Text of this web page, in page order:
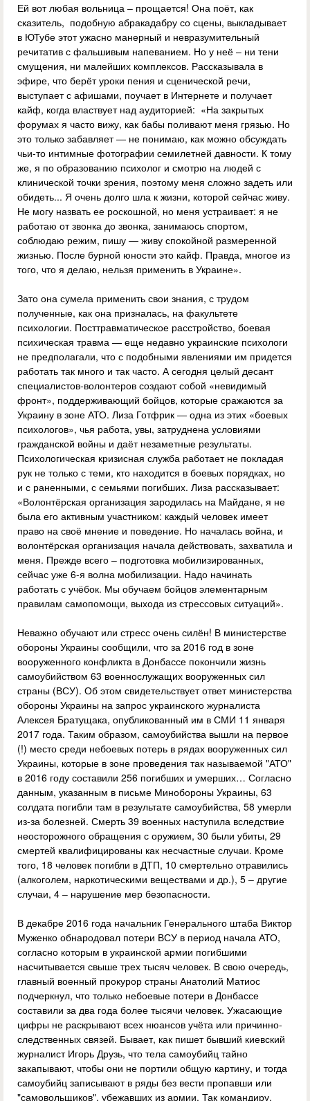
Ей вот любая вольница – прощается! Она поёт, как
сказитель, подобную абракадабру со сцены, выкладывает
в ЮТубе этот ужасно манерный и невразумительный
речитатив с фальшивым напеванием. Но у неё – ни тени
смущения, ни малейших комплексов. Рассказывала в
эфире, что берёт уроки пения и сценической речи,
выступает с афишами, поучает в Интернете и получает
кайф, когда властвует над аудиторией: «На закрытых
форумах я часто вижу, как бабы поливают меня грязью. Но
это только забавляет — не понимаю, как можно обсуждать
чьи-то интимные фотографии семилетней давности. К тому
же, я по образованию психолог и смотрю на людей с
клинической точки зрения, поэтому меня сложно задеть или
обидеть... Я очень долго шла к жизни, которой сейчас живу.
Не могу назвать ее роскошной, но меня устраивает: я не
работаю от звонка до звонка, занимаюсь спортом,
соблюдаю режим, пишу — живу спокойной размеренной
жизнью. После бурной юности это кайф. Правда, многое из
того, что я делаю, нельзя применить в Украине».
Зато она сумела применить свои знания, с трудом
полученные, как она призналась, на факультете
психологии. Посттравматическое расстройство, боевая
психическая травма — еще недавно украинские психологи
не предполагали, что с подобными явлениями им придется
работать так много и так часто. А сегодня целый десант
специалистов-волонтеров создают собой «невидимый
фронт», поддерживающий бойцов, которые сражаются за
Украину в зоне АТО. Лиза Готфрик — одна из этих «боевых
психологов», чья работа, увы, затруднена условиями
гражданской войны и даёт незаметные результаты.
Психологическая кризисная служба работает не покладая
рук не только с теми, кто находится в боевых порядках, но
и с раненными, с семьями погибших. Лиза рассказывает:
«Волонтёрская организация зародилась на Майдане, я не
была его активным участником: каждый человек имеет
право на своё мнение и поведение. Но началась война, и
волонтёрская организация начала действовать, захватила и
меня. Прежде всего – подготовка мобилизированных,
сейчас уже 6-я волна мобилизации. Надо начинать
работать с учёбок. Мы обучаем бойцов элементарным
правилам самопомощи, выхода из стрессовых ситуаций».
Неважно обучают или стресс очень силён! В министерстве
обороны Украины сообщили, что за 2016 год в зоне
вооруженного конфликта в Донбассе покончили жизнь
самоубийством 63 военнослужащих вооруженных сил
страны (ВСУ). Об этом свидетельствует ответ министерства
обороны Украины на запрос украинского журналиста
Алексея Братущака, опубликованный им в СМИ 11 января
2017 года. Таким образом, самоубийства вышли на первое
(!) место среди небоевых потерь в рядах вооруженных сил
Украины, которые в зоне проведения так называемой "АТО"
в 2016 году составили 256 погибших и умерших… Согласно
данным, указанным в письме Минобороны Украины, 63
солдата погибли там в результате самоубийства, 58 умерли
из-за болезней. Смерть 39 военных наступила вследствие
неосторожного обращения с оружием, 30 были убиты, 29
смертей квалифицированы как несчастные случаи. Кроме
того, 18 человек погибли в ДТП, 10 смертельно отравились
(алкоголем, наркотическими веществами и др.), 5 – другие
случаи, 4 – нарушение мер безопасности.
В декабре 2016 года начальник Генерального штаба Виктор
Муженко обнародовал потери ВСУ в период начала АТО,
согласно которым в украинской армии погибшими
насчитывается свыше трех тысяч человек. В свою очередь,
главный военный прокурор страны Анатолий Матиос
подчеркнул, что только небоевые потери в Донбассе
составили за два года более тысячи человек. Ужасающие
цифры не раскрывают всех нюансов учёта или причинно-
следственных связей. Бывает, как пишет бывший киевский
журналист Игорь Друзь, что тела самоубийц тайно
закапывают, чтобы они не портили общую картину, и тогда
самоубийц записывают в ряды без вести пропавши или
"самовольщиков", убежавших из армии. Так командиру,